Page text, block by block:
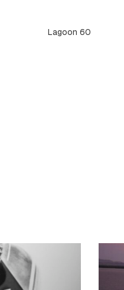
Lagoon 60